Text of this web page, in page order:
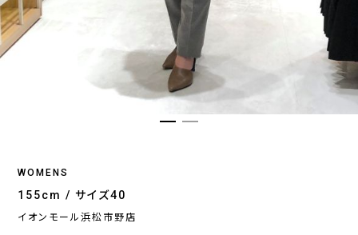
WOMENS
155cm / サイズ40
イオンモール浜松市野店